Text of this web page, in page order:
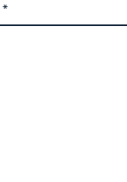
*